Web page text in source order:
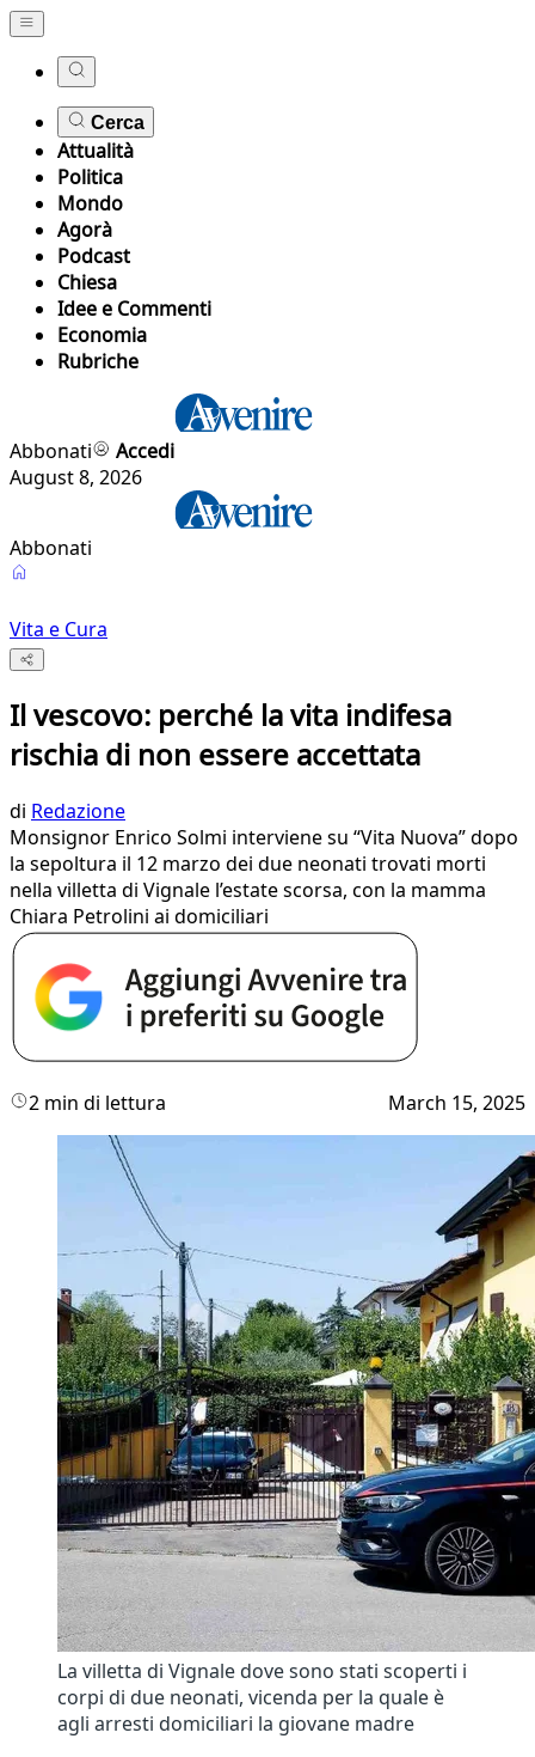
Cerca
Attualità
Politica
Mondo
Agorà
Podcast
Chiesa
Idee e Commenti
Economia
Rubriche
Abbonati
Accedi
August 8, 2026
Abbonati
Vita e Cura
Il vescovo: perché la vita indifesa
rischia di non essere accettata
di Redazione
Monsignor Enrico Solmi interviene su “Vita Nuova” dopo
la sepoltura il 12 marzo dei due neonati trovati morti
nella villetta di Vignale l’estate scorsa, con la mamma
Chiara Petrolini ai domiciliari
2 min di lettura March 15, 2025
La villetta di Vignale dove sono stati scoperti i
corpi di due neonati, vicenda per la quale è
agli arresti domiciliari la giovane madre